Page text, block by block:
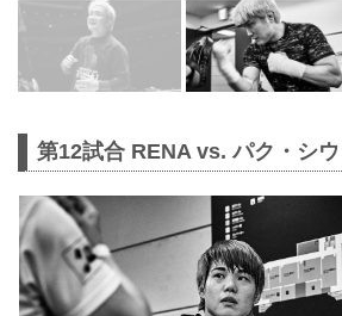
第12試合 RENA vs. パク・シウ